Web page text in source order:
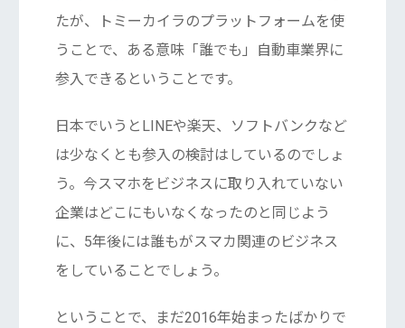
たが、トミーカイラのプラットフォームを使
うことで、ある意味「誰でも」自動車業界に
参入できるということです。
日本でいうとLINEや楽天、ソフトバンクなど
は少なくとも参入の検討はしているのでしょ
う。今スマホをビジネスに取り入れていない
企業はどこにもいなくなったのと同じよう
に、5年後には誰もがスマカ関連のビジネス
をしていることでしょう。
ということで、まだ2016年始まったばかりで